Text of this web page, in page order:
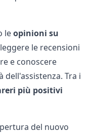
leopinioni su
le recensioni
e conoscere
Tra i
più positivi
del nuovo